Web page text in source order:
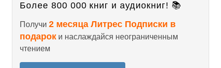
Более 800 000 книг и аудиокниг! 📚
Получи 2 месяца Литрес Подписки в
подарок и наслаждайся неограниченным
чтением